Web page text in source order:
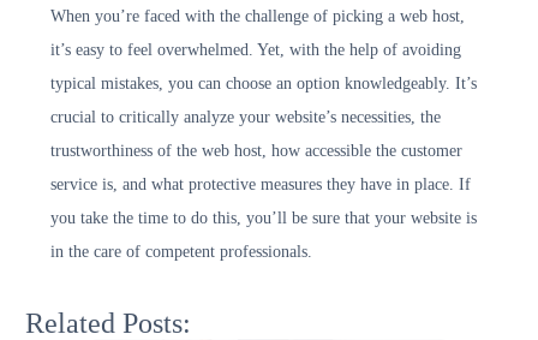
When you’re faced with the challenge of picking a web host,
it’s easy to feel overwhelmed. Yet, with the help of avoiding
typical mistakes, you can choose an option knowledgeably. It’s
crucial to critically analyze your website’s necessities, the
trustworthiness of the web host, how accessible the customer
service is, and what protective measures they have in place. If
you take the time to do this, you’ll be sure that your website is
in the care of competent professionals.
Related Posts: